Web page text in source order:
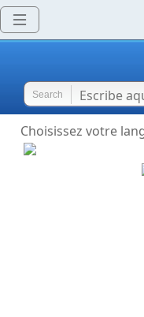
Search
Choisissez votre